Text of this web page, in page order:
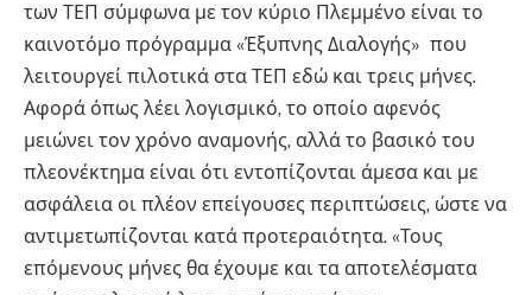
των ΤΕΠ σύμφωνα με τον κύριο Πλεμμένο είναι το
καινοτόμο πρόγραμμα «Έξυπνης Διαλογής» που
λειτουργεί πιλοτικά στα ΤΕΠ εδώ και τρεις μήνες.
Αφορά όπως λέει λογισμικό, το οποίο αφενός
μειώνει τον χρόνο αναμονής, αλλά το βασικό του
πλεονέκτημα είναι ότι εντοπίζονται άμεσα και με
ασφάλεια οι πλέον επείγουσες περιπτώσεις, ώστε να
αντιμετωπίζονται κατά προτεραιότητα. «Τους
επόμενους μήνες θα έχουμε και τα αποτελέσματα